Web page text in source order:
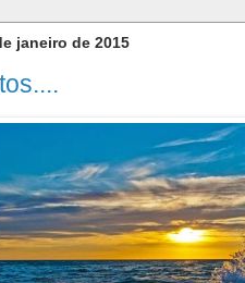
janeiro de 2015